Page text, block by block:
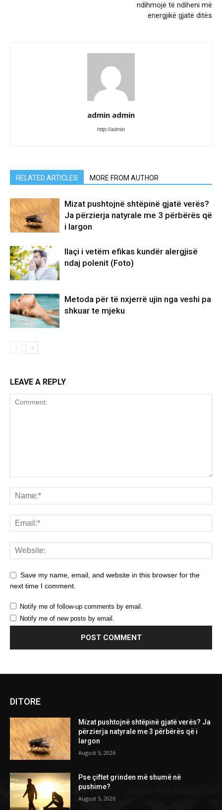
ndihmojë të ndiheni më
energjikë gjatë ditës
admin admin
http://admin
RELATED ARTICLES MORE FROM AUTHOR
Mizat pushtojnë shtëpinë gjatë verës?
Ja përzierja natyrale me 3 përbërës që
i largon
Ilaçi i vetëm efikas kundër alergjisë
ndaj polenit (Foto)
Metoda për të nxjerrë ujin nga veshi pa
shkuar te mjeku
LEAVE A REPLY
Save my name, email, and website in this browser for the
next time I comment.
Notify me of follow-up comments by email.
Notify me of new posts by email.
DITORE
Mizat pushtojnë shtëpinë gjatë verës? Ja
përzierja natyrale me 3 përbërës që i
largon
August 5, 2026
Pse çiftet grinden më shumë në
pushime?
August 5, 2026